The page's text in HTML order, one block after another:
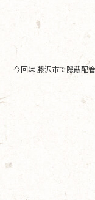
o
o
今回は 藤沢市で隠蔽配